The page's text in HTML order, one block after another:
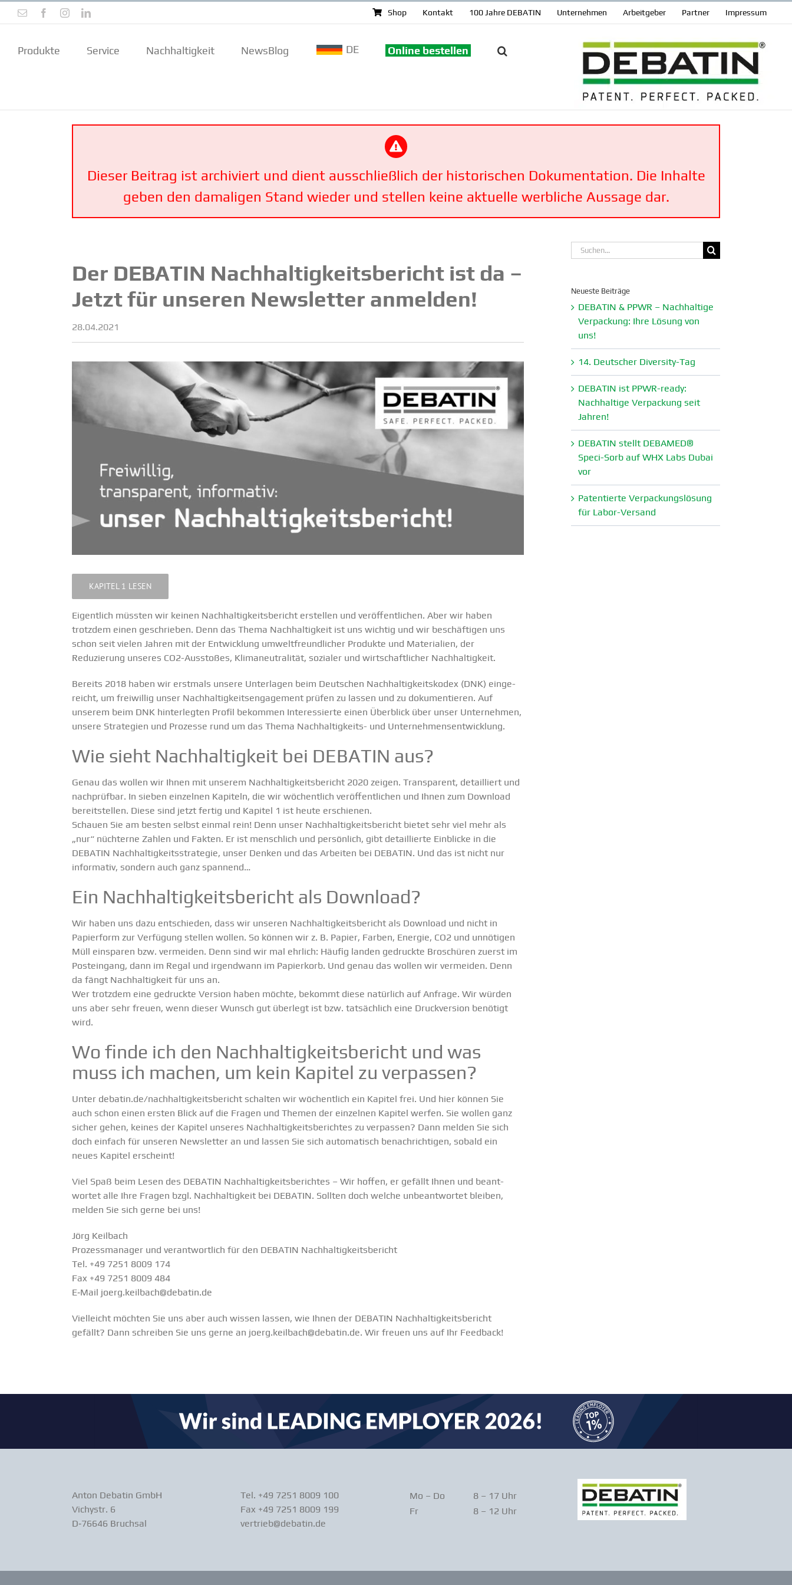
Inhalt
E-
Mail
FacebookInstagramLinkedIn Shop Kontakt 100 Jahre DEBATIN Unter­nehmen Arbeit­geber Partner Impressum
Produkte Service Nachhal­tigkeit NewsBlog DE Online bestellen
Dieser Beitrag ist archi­viert und dient ausschließlich der histo­ri­schen Dokumen­tation. Die Inhalte
geben den damaligen Stand wieder und stellen keine aktuelle werbliche Aussage dar.
Der DEBATIN Nachhal­tig­keits­be­richt ist da –
Jetzt für unseren Newsletter anmelden!
28.04.2021
KAPITEL 1 LESEN
Eigentlich müssten wir keinen Nachhal­tig­keits­be­richt erstellen und veröf­fent­lichen. Aber wir haben
trotzdem einen geschrieben. Denn das Thema Nachhal­tigkeit ist uns wichtig und wir beschäf­tigen uns
schon seit vielen Jahren mit der Entwicklung umwelt­freund­licher Produkte und Materialien, der
Reduzierung unseres CO2-Ausstoßes, Klima­neu­tra­lität, sozialer und wirtschaft­licher Nachhal­tigkeit.
Bereits 2018 haben wir erstmals unsere Unter­lagen beim Deutschen Nachhal­tig­keits­kodex (DNK) einge­
reicht, um freiwillig unser Nachhal­tig­keits­en­ga­gement prüfen zu lassen und zu dokumen­tieren. Auf
unserem beim DNK hinter­legten Profil bekommen Inter­es­sierte einen Überblick über unser Unter­nehmen,
unsere Strategien und Prozesse rund um das Thema Nachhal­­ti­g­keits- und Unter­neh­mens­ent­wicklung.
Wie sieht Nachhal­tigkeit bei DEBATIN aus?
Genau das wollen wir Ihnen mit unserem Nachhal­tig­keits­be­richt 2020 zeigen. Trans­parent, detail­liert und
nachprüfbar. In sieben einzelnen Kapiteln, die wir wöchentlich veröf­fent­lichen und Ihnen zum Download
bereit­stellen. Diese sind jetzt fertig und Kapitel 1 ist heute erschienen.
Schauen Sie am besten selbst einmal rein! Denn unser Nachhal­tig­keits­be­richt bietet sehr viel mehr als
„nur“ nüchterne Zahlen und Fakten. Er ist menschlich und persönlich, gibt detail­lierte Einblicke in die
DEBATIN Nachhal­tig­keits­stra­tegie, unser Denken und das Arbeiten bei DEBATIN. Und das ist nicht nur
infor­mativ, sondern auch ganz spannend…
Ein Nachhal­tig­keits­be­richt als Download?
Wir haben uns dazu entschieden, dass wir unseren Nachhal­tig­keits­be­richt als Download und nicht in
Papierform zur Verfügung stellen wollen. So können wir z. B. Papier, Farben, Energie, CO2 und unnötigen
Müll einsparen bzw. vermeiden. Denn sind wir mal ehrlich: Häufig landen gedruckte Broschüren zuerst im
Posteingang, dann im Regal und irgendwann im Papierkorb. Und genau das wollen wir vermeiden. Denn
da fängt Nachhal­tigkeit für uns an.
Wer trotzdem eine gedruckte Version haben möchte, bekommt diese natürlich auf Anfrage. Wir würden
uns aber sehr freuen, wenn dieser Wunsch gut überlegt ist bzw. tatsächlich eine Druck­version benötigt
wird.
Wo finde ich den Nachhal­tig­keits­be­richt und was
muss ich machen, um kein Kapitel zu verpassen?
Unter debatin.de/nachhaltigkeitsberichtschalten wir wöchentlich ein Kapitel frei. Und hier können Sie
auch schon einen ersten Blick auf die Fragen und Themen der einzelnen Kapitel werfen. Sie wollen ganz
sicher gehen, keines der Kapitel unseres Nachhal­tig­keits­be­richtes zu verpassen? Dann melden Sie sich
doch einfach für unseren Newsletteran und lassen Sie sich automa­tisch benach­rich­tigen, sobald ein
neues Kapitel erscheint!
Viel Spaß beim Lesen des DEBATIN Nachhal­tig­keits­be­richtes – Wir hoffen, er gefällt Ihnen und beant­
wortet alle Ihre Fragen bzgl. Nachhal­tigkeit bei DEBATIN. Sollten doch welche unbeant­wortet bleiben,
melden Sie sich gerne bei uns!
Jörg Keilbach
Prozess­ma­nager und verant­wortlich für den DEBATIN Nachhal­tig­keits­be­richt
Tel. +49 7251 8009 174
Fax +49 7251 8009 484
E‑Mail joerg.keilbach@debatin.de
Vielleicht möchten Sie uns aber auch wissen lassen, wie Ihnen der DEBATIN Nachhal­tig­keits­be­richt
gefällt? Dann schreiben Sie uns gerne an joerg.keilbach@debatin.de. Wir freuen uns auf Ihr Feedback!
Suche
nach:
Neueste Beiträge
DEBATIN & PPWR – Nachhaltige
Verpa­ckung: Ihre Lösung von
uns!
14. Deutscher Diversity-Tag
DEBATIN ist PPWR-ready:
Nachhaltige Verpa­ckung seit
Jahren!
DEBATIN stellt DEBAMED®
Speci-Sorb auf WHX Labs Dubai
vor
Paten­tierte Verpa­ckungs­lösung
für Labor-Versand
Anton Debatin GmbH
Vichystr. 6
D‑76646 Bruchsal
Tel. +49 7251 8009 100
Fax +49 7251 8009 199
vertrieb@debatin.de
Mo – Do
8 – 17 Uhr
Fr
8 – 12 Uhr